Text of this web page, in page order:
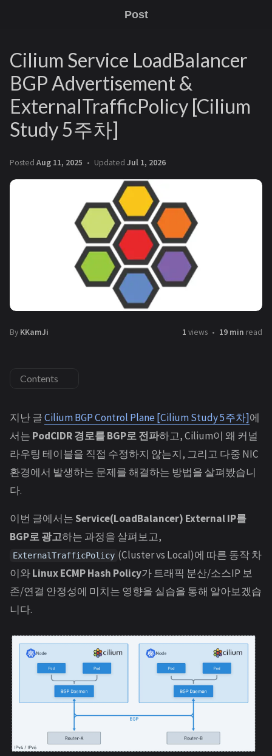
Post
Cilium Service LoadBalancer
BGP Advertisement &
ExternalTrafficPolicy [Cilium
Study 5주차]
Posted Aug 11, 2025 Updated Jul 1, 2026
By KKamJi 1 views 19 min read
Contents
지난 글Cilium BGP Control Plane [Cilium Study 5주차]에
서는 PodCIDR 경로를 BGP로 전파하고, Cilium이 왜 커널
라우팅 테이블을 직접 수정하지 않는지, 그리고 다중 NIC
환경에서 발생하는 문제를 해결하는 방법을 살펴봤습니
다.
이번 글에서는Service(LoadBalancer) External IP를
BGP로 광고하는 과정을 살펴보고,
ExternalTrafficPolicy (Cluster vs Local)에 따른 동작 차
이와Linux ECMP Hash Policy가 트래픽 분산/소스IP 보
존/연결 안정성에 미치는 영향을 실습을 통해 알아보겠습
니다.